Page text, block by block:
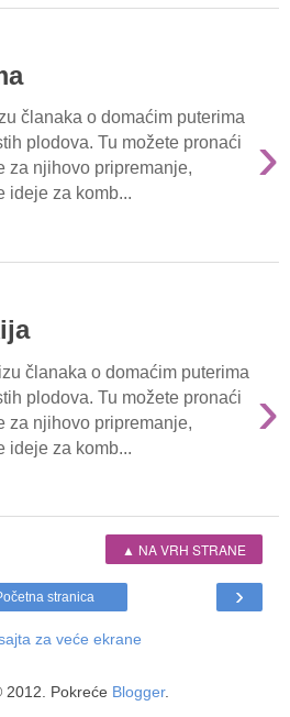
›
članaka o domaćim puterima
plodova. Tu možete pronaći
za njihovo pripremanje,
ideje za komb...
›
članaka o domaćim puterima
plodova. Tu možete pronaći
za njihovo pripremanje,
ideje za komb...
▲ NA VRH STRANE
›
stranica
za veće ekrane
2012. Pokreće Blogger.